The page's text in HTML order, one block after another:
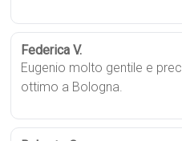
Federica V.
Eugenio molto gentile e
ottimo a Bologna.